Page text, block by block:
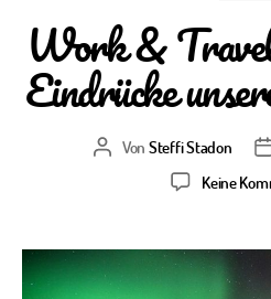
Work &
Eindrücke
Beitragsautor
Von Steffi Stadon
Keine